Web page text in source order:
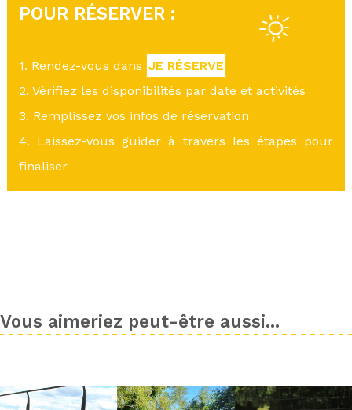
POUR RÉSERVER :
1. Rendez-vous dans JE RÉSERVE
2. Vérifiez les disponibilités par date et activités
3. Remplissez vos infos de réservation
4. Laissez-vous guider à travers les étapes pour
finaliser
Vous aimeriez peut-être aussi...